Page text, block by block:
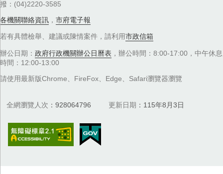
撥：(04)2220-3585
各機關聯絡資訊 ， 市府電子報
若有具體檢舉、建議或陳情案件，請利用市政信箱
辦公日期： 政府行政機關辦公日曆表 ，辦公時間：8:00-17:00，中午休息
時間：12:00-13:00
請使用最新版Chrome、FireFox、Edge、Safari瀏覽器瀏覽
全網瀏覽人次 928064796 更新日期 115年8月3日